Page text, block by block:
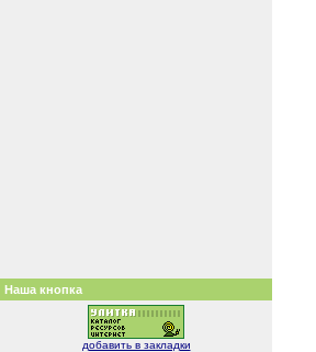
Наша кнопка
добавить в закладки